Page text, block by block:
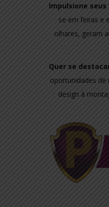
Impulsione
se em feiras e
olhares, geram
Quer se
oportunidades de
design à